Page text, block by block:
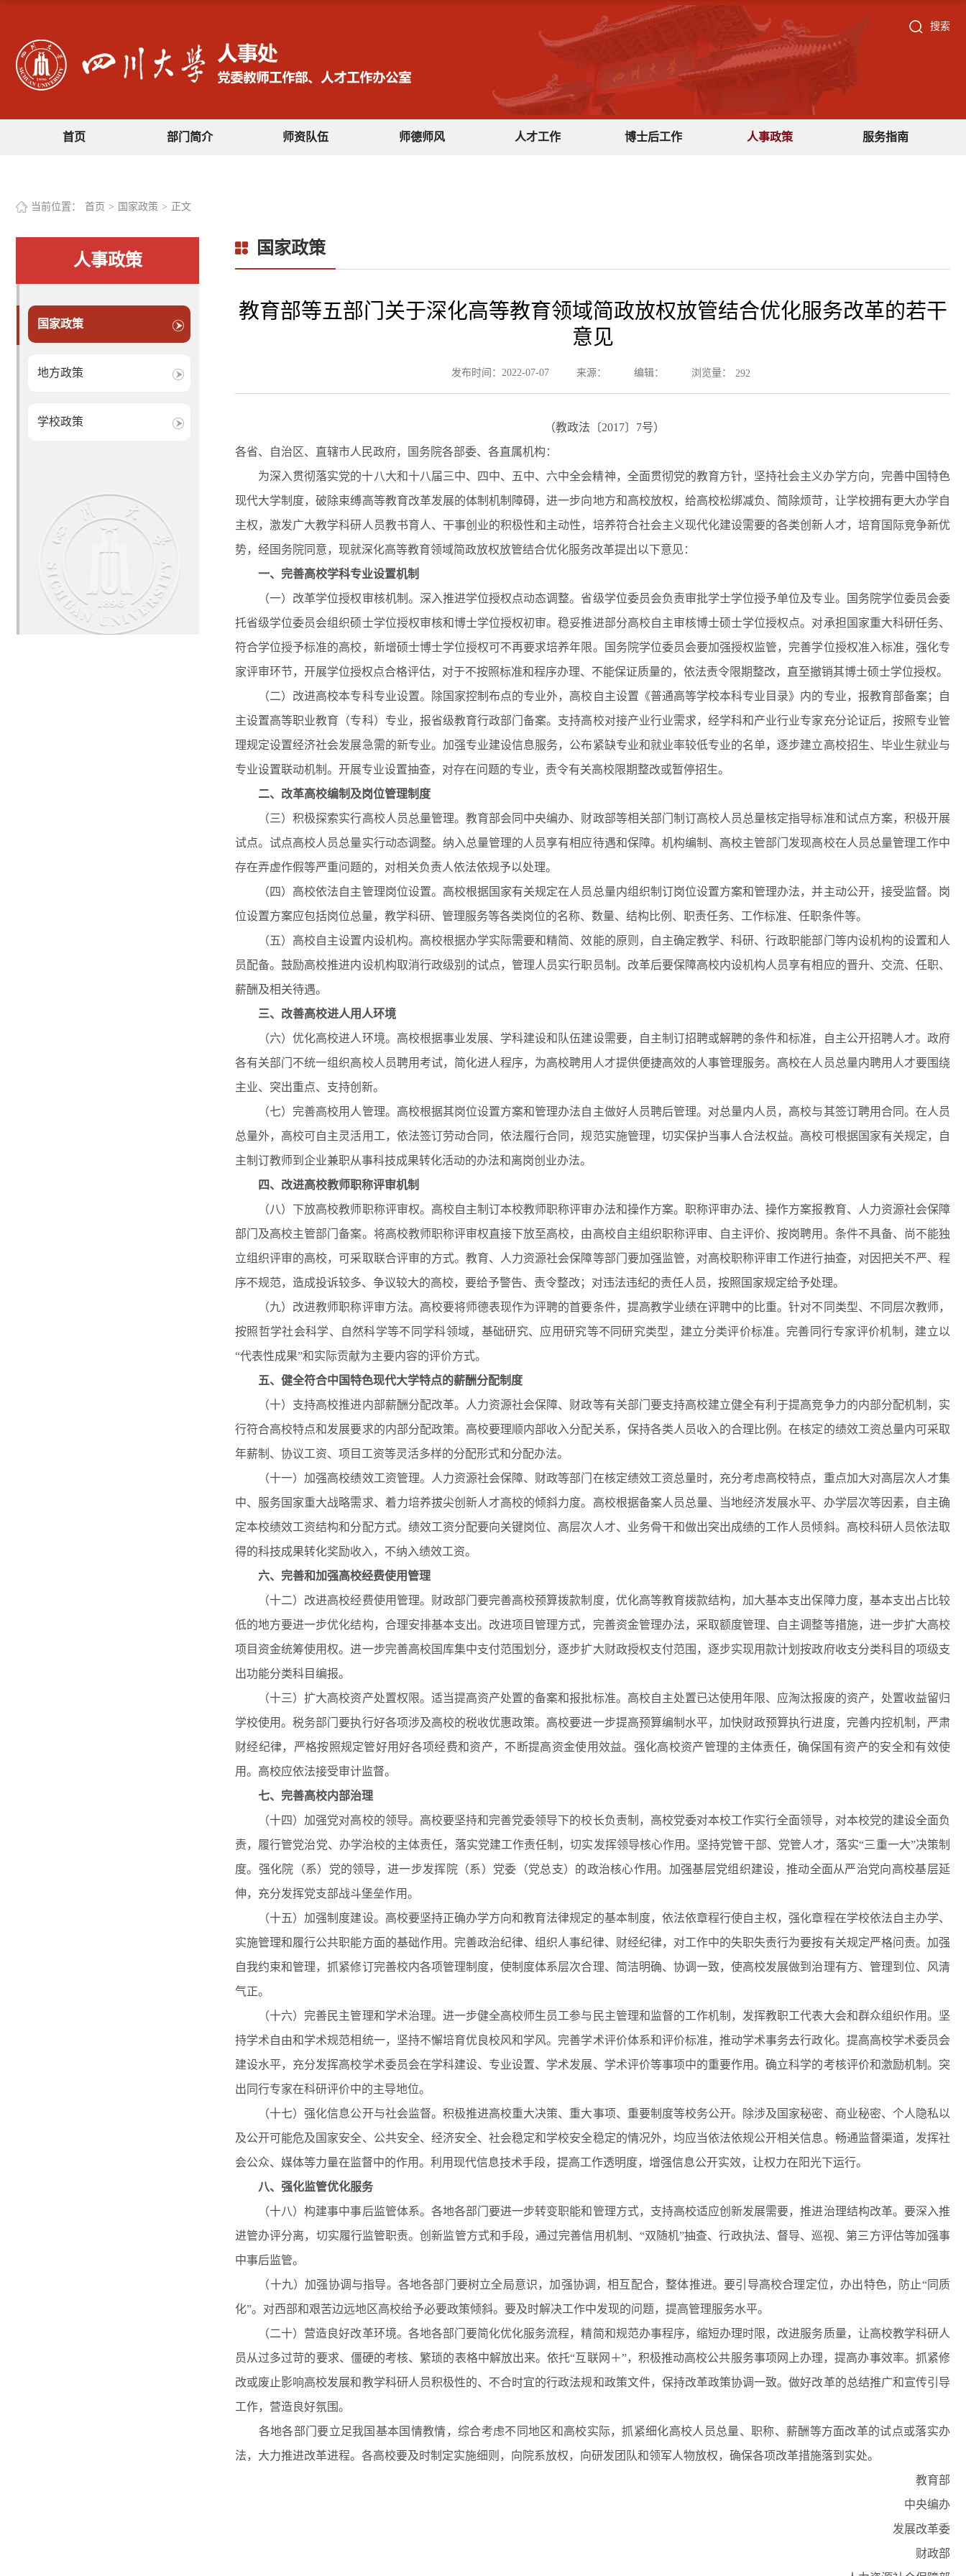
搜索
首页 部门简介 师资队伍 师德师风 人才工作 博士后工作 人事政策 服务指南
当前位置： 首页 > 国家政策 > 正文
人事政策
国家政策
地方政策
学校政策
国家政策
教育部等五部门关于深化高等教育领域简政放权放管结合优化服务改革的若干
意见
发布时间：2022-07-07 来源： 编辑： 浏览量： 292
（教政法〔2017〕7号）
各省、自治区、直辖市人民政府，国务院各部委、各直属机构：
为深入贯彻落实党的十八大和十八届三中、四中、五中、六中全会精神，全面贯彻党的教育方针，坚持社会主义办学方向，完善中国特色
现代大学制度，破除束缚高等教育改革发展的体制机制障碍，进一步向地方和高校放权，给高校松绑减负、简除烦苛，让学校拥有更大办学自
主权，激发广大教学科研人员教书育人、干事创业的积极性和主动性，培养符合社会主义现代化建设需要的各类创新人才，培育国际竞争新优
势，经国务院同意，现就深化高等教育领域简政放权放管结合优化服务改革提出以下意见：
一、完善高校学科专业设置机制
（一）改革学位授权审核机制。深入推进学位授权点动态调整。省级学位委员会负责审批学士学位授予单位及专业。国务院学位委员会委
托省级学位委员会组织硕士学位授权审核和博士学位授权初审。稳妥推进部分高校自主审核博士硕士学位授权点。对承担国家重大科研任务、
符合学位授予标准的高校，新增硕士博士学位授权可不再要求培养年限。国务院学位委员会要加强授权监管，完善学位授权准入标准，强化专
家评审环节，开展学位授权点合格评估，对于不按照标准和程序办理、不能保证质量的，依法责令限期整改，直至撤销其博士硕士学位授权。
（二）改进高校本专科专业设置。除国家控制布点的专业外，高校自主设置《普通高等学校本科专业目录》内的专业，报教育部备案；自
主设置高等职业教育（专科）专业，报省级教育行政部门备案。支持高校对接产业行业需求，经学科和产业行业专家充分论证后，按照专业管
理规定设置经济社会发展急需的新专业。加强专业建设信息服务，公布紧缺专业和就业率较低专业的名单，逐步建立高校招生、毕业生就业与
专业设置联动机制。开展专业设置抽查，对存在问题的专业，责令有关高校限期整改或暂停招生。
二、改革高校编制及岗位管理制度
（三）积极探索实行高校人员总量管理。教育部会同中央编办、财政部等相关部门制订高校人员总量核定指导标准和试点方案，积极开展
试点。试点高校人员总量实行动态调整。纳入总量管理的人员享有相应待遇和保障。机构编制、高校主管部门发现高校在人员总量管理工作中
存在弄虚作假等严重问题的，对相关负责人依法依规予以处理。
（四）高校依法自主管理岗位设置。高校根据国家有关规定在人员总量内组织制订岗位设置方案和管理办法，并主动公开，接受监督。岗
位设置方案应包括岗位总量，教学科研、管理服务等各类岗位的名称、数量、结构比例、职责任务、工作标准、任职条件等。
（五）高校自主设置内设机构。高校根据办学实际需要和精简、效能的原则，自主确定教学、科研、行政职能部门等内设机构的设置和人
员配备。鼓励高校推进内设机构取消行政级别的试点，管理人员实行职员制。改革后要保障高校内设机构人员享有相应的晋升、交流、任职、
薪酬及相关待遇。
三、改善高校进人用人环境
（六）优化高校进人环境。高校根据事业发展、学科建设和队伍建设需要，自主制订招聘或解聘的条件和标准，自主公开招聘人才。政府
各有关部门不统一组织高校人员聘用考试，简化进人程序，为高校聘用人才提供便捷高效的人事管理服务。高校在人员总量内聘用人才要围绕
主业、突出重点、支持创新。
（七）完善高校用人管理。高校根据其岗位设置方案和管理办法自主做好人员聘后管理。对总量内人员，高校与其签订聘用合同。在人员
总量外，高校可自主灵活用工，依法签订劳动合同，依法履行合同，规范实施管理，切实保护当事人合法权益。高校可根据国家有关规定，自
主制订教师到企业兼职从事科技成果转化活动的办法和离岗创业办法。
四、改进高校教师职称评审机制
（八）下放高校教师职称评审权。高校自主制订本校教师职称评审办法和操作方案。职称评审办法、操作方案报教育、人力资源社会保障
部门及高校主管部门备案。将高校教师职称评审权直接下放至高校，由高校自主组织职称评审、自主评价、按岗聘用。条件不具备、尚不能独
立组织评审的高校，可采取联合评审的方式。教育、人力资源社会保障等部门要加强监管，对高校职称评审工作进行抽查，对因把关不严、程
序不规范，造成投诉较多、争议较大的高校，要给予警告、责令整改；对违法违纪的责任人员，按照国家规定给予处理。
（九）改进教师职称评审方法。高校要将师德表现作为评聘的首要条件，提高教学业绩在评聘中的比重。针对不同类型、不同层次教师，
按照哲学社会科学、自然科学等不同学科领域，基础研究、应用研究等不同研究类型，建立分类评价标准。完善同行专家评价机制，建立以
“代表性成果”和实际贡献为主要内容的评价方式。
五、健全符合中国特色现代大学特点的薪酬分配制度
（十）支持高校推进内部薪酬分配改革。人力资源社会保障、财政等有关部门要支持高校建立健全有利于提高竞争力的内部分配机制，实
行符合高校特点和发展要求的内部分配政策。高校要理顺内部收入分配关系，保持各类人员收入的合理比例。在核定的绩效工资总量内可采取
年薪制、协议工资、项目工资等灵活多样的分配形式和分配办法。
（十一）加强高校绩效工资管理。人力资源社会保障、财政等部门在核定绩效工资总量时，充分考虑高校特点，重点加大对高层次人才集
中、服务国家重大战略需求、着力培养拔尖创新人才高校的倾斜力度。高校根据备案人员总量、当地经济发展水平、办学层次等因素，自主确
定本校绩效工资结构和分配方式。绩效工资分配要向关键岗位、高层次人才、业务骨干和做出突出成绩的工作人员倾斜。高校科研人员依法取
得的科技成果转化奖励收入，不纳入绩效工资。
六、完善和加强高校经费使用管理
（十二）改进高校经费使用管理。财政部门要完善高校预算拨款制度，优化高等教育拨款结构，加大基本支出保障力度，基本支出占比较
低的地方要进一步优化结构，合理安排基本支出。改进项目管理方式，完善资金管理办法，采取额度管理、自主调整等措施，进一步扩大高校
项目资金统筹使用权。进一步完善高校国库集中支付范围划分，逐步扩大财政授权支付范围，逐步实现用款计划按政府收支分类科目的项级支
出功能分类科目编报。
（十三）扩大高校资产处置权限。适当提高资产处置的备案和报批标准。高校自主处置已达使用年限、应淘汰报废的资产，处置收益留归
学校使用。税务部门要执行好各项涉及高校的税收优惠政策。高校要进一步提高预算编制水平，加快财政预算执行进度，完善内控机制，严肃
财经纪律，严格按照规定管好用好各项经费和资产，不断提高资金使用效益。强化高校资产管理的主体责任，确保国有资产的安全和有效使
用。高校应依法接受审计监督。
七、完善高校内部治理
（十四）加强党对高校的领导。高校要坚持和完善党委领导下的校长负责制，高校党委对本校工作实行全面领导，对本校党的建设全面负
责，履行管党治党、办学治校的主体责任，落实党建工作责任制，切实发挥领导核心作用。坚持党管干部、党管人才，落实“三重一大”决策制
度。强化院（系）党的领导，进一步发挥院（系）党委（党总支）的政治核心作用。加强基层党组织建设，推动全面从严治党向高校基层延
伸，充分发挥党支部战斗堡垒作用。
（十五）加强制度建设。高校要坚持正确办学方向和教育法律规定的基本制度，依法依章程行使自主权，强化章程在学校依法自主办学、
实施管理和履行公共职能方面的基础作用。完善政治纪律、组织人事纪律、财经纪律，对工作中的失职失责行为要按有关规定严格问责。加强
自我约束和管理，抓紧修订完善校内各项管理制度，使制度体系层次合理、简洁明确、协调一致，使高校发展做到治理有方、管理到位、风清
气正。
（十六）完善民主管理和学术治理。进一步健全高校师生员工参与民主管理和监督的工作机制，发挥教职工代表大会和群众组织作用。坚
持学术自由和学术规范相统一，坚持不懈培育优良校风和学风。完善学术评价体系和评价标准，推动学术事务去行政化。提高高校学术委员会
建设水平，充分发挥高校学术委员会在学科建设、专业设置、学术发展、学术评价等事项中的重要作用。确立科学的考核评价和激励机制。突
出同行专家在科研评价中的主导地位。
（十七）强化信息公开与社会监督。积极推进高校重大决策、重大事项、重要制度等校务公开。除涉及国家秘密、商业秘密、个人隐私以
及公开可能危及国家安全、公共安全、经济安全、社会稳定和学校安全稳定的情况外，均应当依法依规公开相关信息。畅通监督渠道，发挥社
会公众、媒体等力量在监督中的作用。利用现代信息技术手段，提高工作透明度，增强信息公开实效，让权力在阳光下运行。
八、强化监管优化服务
（十八）构建事中事后监管体系。各地各部门要进一步转变职能和管理方式，支持高校适应创新发展需要，推进治理结构改革。要深入推
进管办评分离，切实履行监管职责。创新监管方式和手段，通过完善信用机制、“双随机”抽查、行政执法、督导、巡视、第三方评估等加强事
中事后监管。
（十九）加强协调与指导。各地各部门要树立全局意识，加强协调，相互配合，整体推进。要引导高校合理定位，办出特色，防止“同质
化”。对西部和艰苦边远地区高校给予必要政策倾斜。要及时解决工作中发现的问题，提高管理服务水平。
（二十）营造良好改革环境。各地各部门要简化优化服务流程，精简和规范办事程序，缩短办理时限，改进服务质量，让高校教学科研人
员从过多过苛的要求、僵硬的考核、繁琐的表格中解放出来。依托“互联网＋”，积极推动高校公共服务事项网上办理，提高办事效率。抓紧修
改或废止影响高校发展和教学科研人员积极性的、不合时宜的行政法规和政策文件，保持改革政策协调一致。做好改革的总结推广和宣传引导
工作，营造良好氛围。
各地各部门要立足我国基本国情教情，综合考虑不同地区和高校实际，抓紧细化高校人员总量、职称、薪酬等方面改革的试点或落实办
法，大力推进改革进程。各高校要及时制定实施细则，向院系放权，向研发团队和领军人物放权，确保各项改革措施落到实处。
教育部
中央编办
发展改革委
财政部